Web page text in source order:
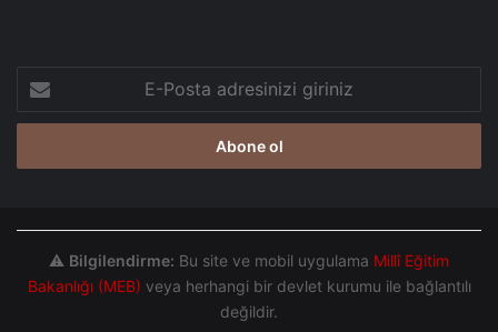
Posta
adresinizi
⚠️ Bilgilendirme: Bu site ve mobil uygulama Millî Eğitim
Bakanlığı (MEB) veya herhangi bir devlet kurumu ile bağlantılı
değildir.